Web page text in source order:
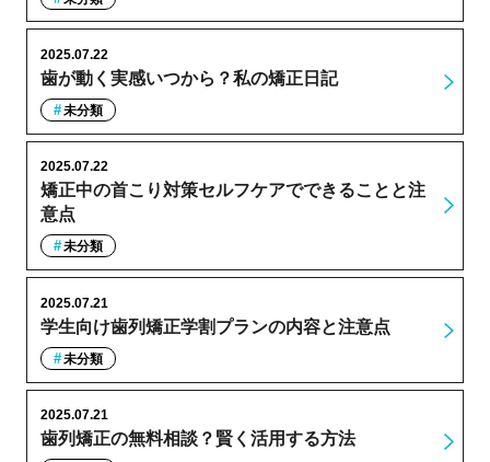
歯が動く実感いつから？私の矯正日記
2025.07.22
未分類
矯正中の首こり対策セルフケアでできることと注
意点
2025.07.22
未分類
学生向け歯列矯正学割プランの内容と注意点
2025.07.21
未分類
歯列矯正の無料相談？賢く活用する方法
2025.07.21